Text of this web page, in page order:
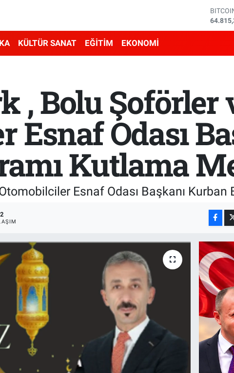
DOLAR
EURO
13.779
KÜLTÜR SANAT EĞİTİM EKONOMİ
, Bolu Şoförler
Esnaf Odası
Kutlama
Esnaf Odası Başkanı Kurban
2